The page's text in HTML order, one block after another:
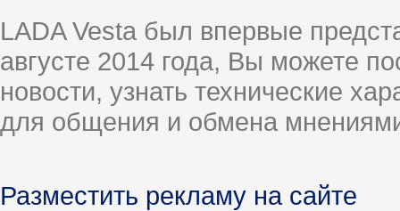
LADA Vesta был впервые
августе 2014 года, Вы можете
новости, узнать технические
для общения и обмена
Разместить рекламу на сайте